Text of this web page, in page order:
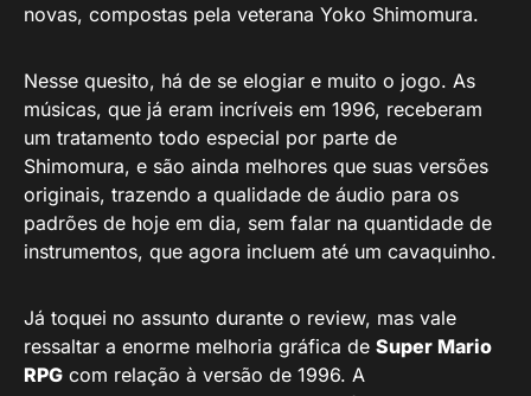
novas, compostas pela veterana Yoko Shimomura.
Nesse quesito, há de se elogiar e muito o jogo. As
músicas, que já eram incríveis em 1996, receberam
um tratamento todo especial por parte de
Shimomura, e são ainda melhores que suas versões
originais, trazendo a qualidade de áudio para os
padrões de hoje em dia, sem falar na quantidade de
instrumentos, que agora incluem até um cavaquinho.
Já toquei no assunto durante o review, mas vale
ressaltar a enorme melhoria gráfica de Super Mario
RPG com relação à versão de 1996. A